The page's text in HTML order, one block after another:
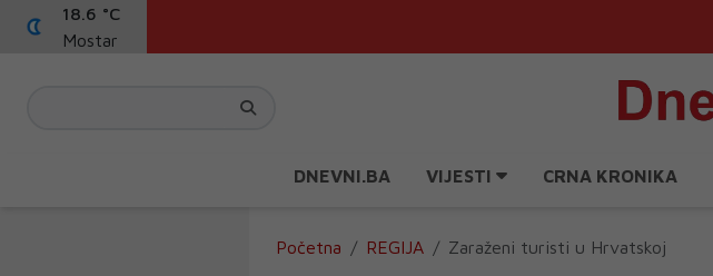
18.6 °C
Mostar
DNEVNI.BA VIJESTI CRNA KRONIKA
Početna REGIJA Zaraženi turisti u Hrvatskoj